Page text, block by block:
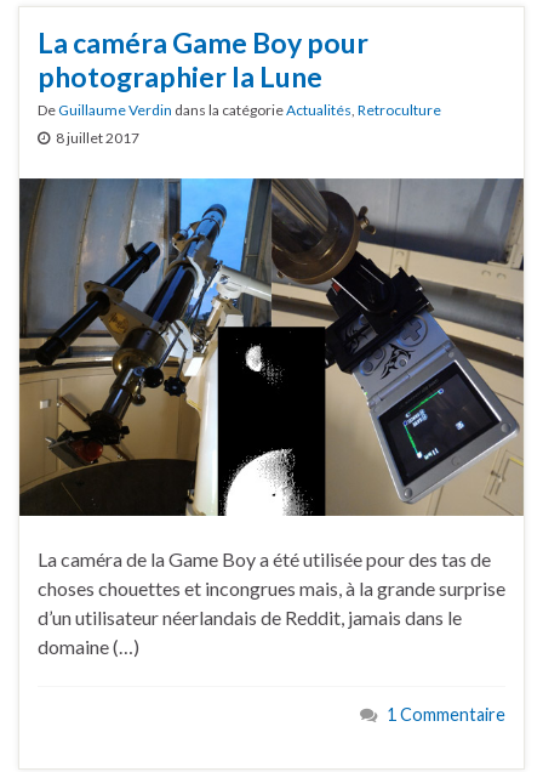
La caméra Game Boy pour
photographier la Lune
DeGuillaume Verdin dans la catégorieActualités, Retroculture
8 juillet 2017
La caméra de la Game Boy a été utilisée pour des tas de
choses chouettes et incongrues mais, à la grande surprise
d’un utilisateur néerlandais de Reddit, jamais dans le
domaine (…)
1 Commentaire